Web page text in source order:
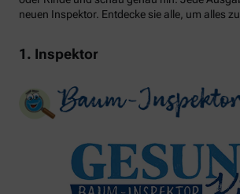
neuen Inspektor. Entdecke sie alle, um alles
1. Inspektor